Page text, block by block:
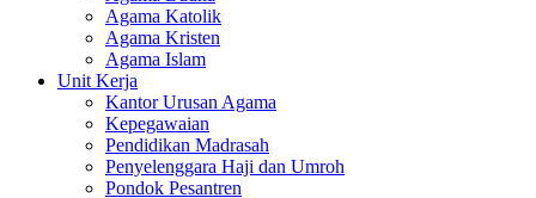
Agama Katolik
Agama Kristen
Agama Islam
Unit Kerja
Kantor Urusan Agama
Kepegawaian
Pendidikan Madrasah
Penyelenggara Haji dan Umroh
Pondok Pesantren